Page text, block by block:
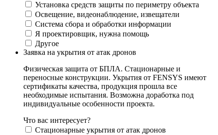
Установка средств защиты по периметру объекта
Освещение, видеонаблюдение, извещатели
Система сбора и обработки информации
Я проектировщик, нужна помощь
Другое
Заявка на укрытия от атак дронов
Физическая защита от БПЛА. Стационарные и
переносные конструкции. Укрытия от FENSYS имеют
сертификаты качества, продукция прошла все
необходимые испытания. Возможна доработка под
индивидуальные особенности проекта.
Что вас интересует?
Стационарные укрытия от атак дронов